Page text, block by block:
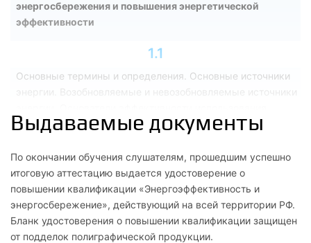
энергосбережения и повышения энергетической
эффективности
1.1
Основные термины и определения. Основные источники
энергии. Возобновляемые и невозобновляемые источники
энергетических ресурсов
1.2
Основные положения Государственной программы
Российской Федерации «Энергосбережение и повышение
энергетической эффективности на период до 2020 года».
Нормативно-правовая и методическая база
Выдаваемые документы
По окончании обучения слушателям, прошедшим успешно
итоговую аттестацию выдается удостоверение о
повышении квалификации «Энергоэффективность и
энергосбережение», действующий на всей территории РФ.
Бланк удостоверения о повышении квалификации защищен
от подделок полиграфической продукции.